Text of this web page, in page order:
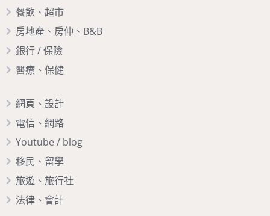
餐飲、超市
房地產、房仲、B&B
銀行 / 保險
醫療、保健
網頁、設計
電信、網路
Youtube / blog
移民、留學
旅遊、旅行社
法律、會計